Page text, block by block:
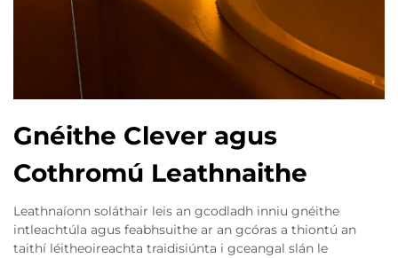
Gnéithe Clever agus
Cothromú Leathnaithe
Leathnaíonn soláthair leis an gcodladh inniu gnéithe
intleachtúla agus feabhsuithe ar an gcóras a thiontú an
taithí léitheoireachta traidisiúnta i gceangal slán le